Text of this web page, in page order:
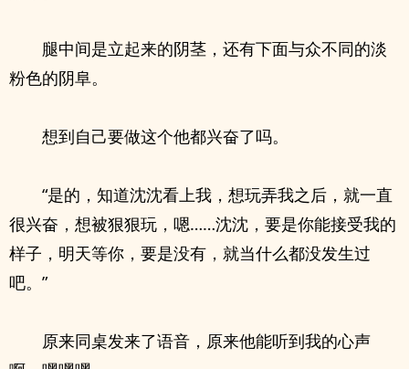
腿中间是立起来的阴茎，还有下面与众不同的淡
粉色的阴阜。
想到自己要做这个他都兴奋了吗。
“是的，知道沈沈看上我，想玩弄我之后，就一直
很兴奋，想被狠狠玩，嗯……沈沈，要是你能接受我的
样子，明天等你，要是没有，就当什么都没发生过
吧。”
原来同桌发来了语音，原来他能听到我的心声